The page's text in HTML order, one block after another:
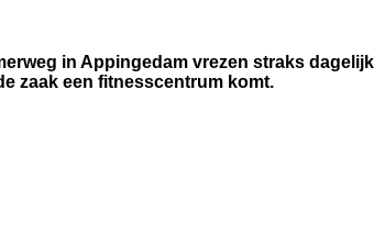
in Appingedam vrezen straks
zaak een fitnesscentrum komt.